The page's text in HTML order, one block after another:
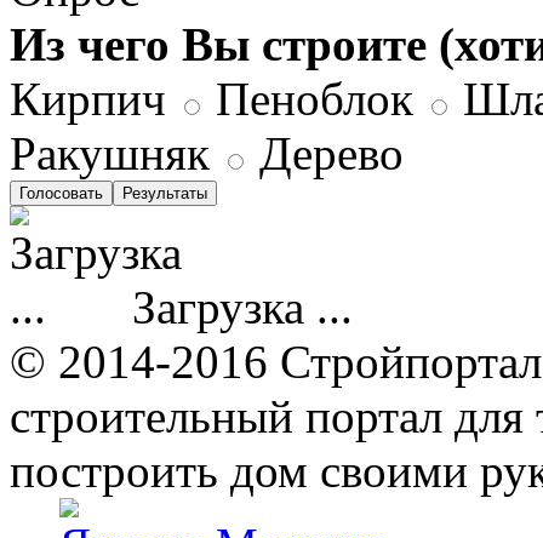
Из чего Вы строите
Кирпич
Пеноблок
Ракушняк
Дерево
Загрузка ...
© 2014-2016
строительный портал для
построить дом своими